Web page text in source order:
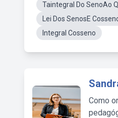
Taintegral Do SenoAo
Lei Dos SenosE
Integral Cosseno
Como